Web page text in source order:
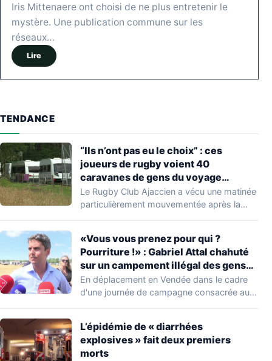
Iris Mittenaere ont choisi de ne plus entretenir le
mystère. Une publication commune sur les
réseaux…
Lire
TENDANCE
“Ils n’ont pas eu le choix” : ces
joueurs de rugby voient 40
caravanes de gens du voyage
s’installer dans leur stade, ils les
délogent en moins d’1 heure
Le Rugby Club Ajaccien a vécu une matinée
particulièrement mouvementée après la
«Vous vous prenez pour qui ?
Pourriture !» : Gabriel Attal chahuté
sur un campement illégal des gens
du voyage
En déplacement en Vendée dans le cadre
d'une journée de campagne consacrée aux
L’épidémie de « diarrhées
explosives » fait deux premiers
morts